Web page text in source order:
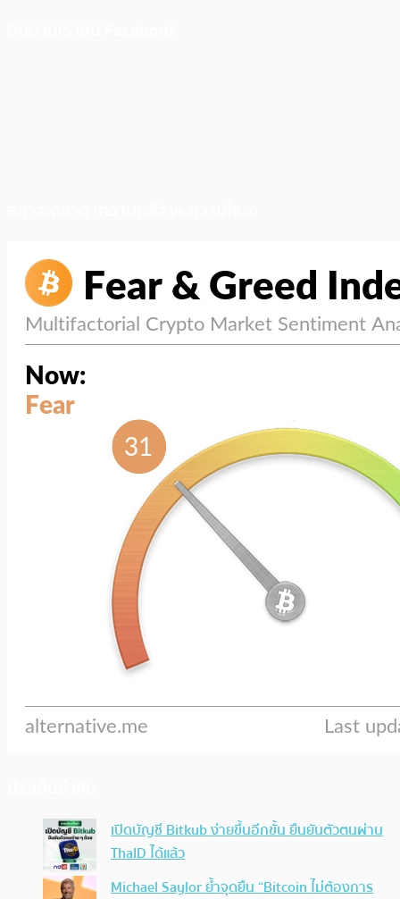
เปิดบัญชี Bitkub ง่ายขึ้นอีกขั้น ยืนยันตัวตนผ่าน
ThaID ได้แล้ว
Michael Saylor ย้ำจุดยืน “Bitcoin ไม่ต้องการ